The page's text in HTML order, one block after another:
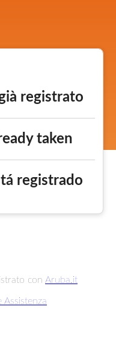
registrato
taken
registrado
con Aruba.it
Assistenza